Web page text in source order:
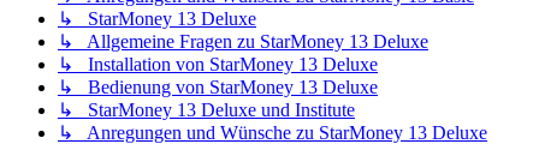
↳ StarMoney 13 Deluxe
↳ Allgemeine Fragen zu StarMoney 13 Deluxe
↳ Installation von StarMoney 13 Deluxe
↳ Bedienung von StarMoney 13 Deluxe
↳ StarMoney 13 Deluxe und Institute
↳ Anregungen und Wünsche zu StarMoney 13 Deluxe